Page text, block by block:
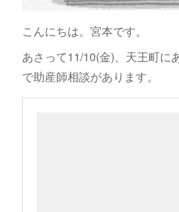
こんにちは。宮本です。
あさって11/10(金)、天王町に
で助産師相談があります。